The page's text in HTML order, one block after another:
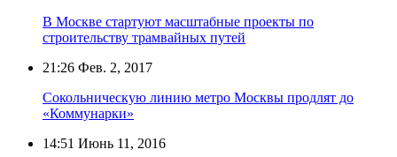
В Москве стартуют масштабные проекты по
строительству трамвайных путей
21:26 Фев. 2, 2017
Сокольническую линию метро Москвы продлят до
«Коммунарки»
14:51 Июнь 11, 2016